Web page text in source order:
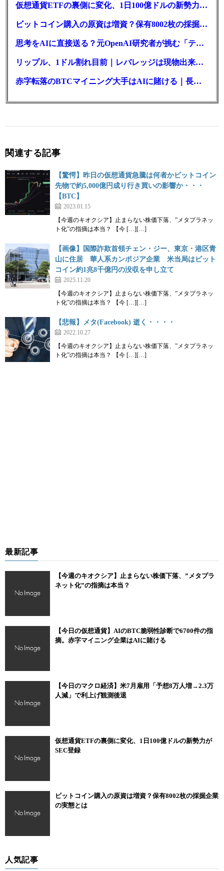
仮想通貨ETFの裏側に変化、1日100億ドルの新勢力がSEC登録
ビットコイン購入の原資は増資？保有8002枚の採掘企業の実態とは
思考をAIに直接送る？元OpenAI研究者が挑む「テレパシー」開発とは
リップル、1ドル割れ目前｜レバレッジは現物出来高の6倍超
赤字転落のBTCマイニング大手はAIに賭ける｜長期負債17.8億ドル
関連する記事
【驚愕】昨日の仮想通貨急騰は何者かビットコイン
先物で約5,000億円成り行き買いの影響か・・・
【BTC】
2023.01.15
【今週のキオクシア】止まらない株価下落、”メタプラネッ
ト化”の指摘は本当？ 【今 […][…]
【画像】国際詐欺首領チェン・ジー、東京・港区青
山に住居 華人系カンボジア企業 米当局はビット
コイン約1兆8千億円の没収を申し立て
2025.11.20
【今週のキオクシア】止まらない株価下落、”メタプラネッ
ト化”の指摘は本当？ 【今 […][…]
【悲報】メタ(Facebook) 逝く・・・・
2022.10.27
【今週のキオクシア】止まらない株価下落、”メタプラネッ
ト化”の指摘は本当？ 【今 […][…]
最新記事
【今週のキオクシア】止まらない株価下落、”メタプラ
ネット化”の指摘は本当？
【今日の仮想通貨】AIのBTC脆弱性診断で6700件の指
摘。赤字マイニング企業はAIに賭ける
【今日のマクロ経済】米7月雇用「予想8万人増→2.3万
人減」で利上げ観測後退
仮想通貨ETFの裏側に変化、1日100億ドルの新勢力が
SEC登録
ビットコイン購入の原資は増資？保有8002枚の採掘企業
の実態とは
人気記事